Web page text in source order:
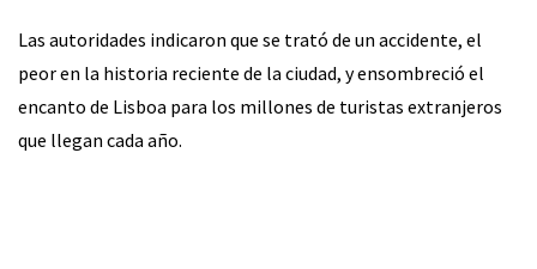
Las autoridades indicaron que se trató de un accidente, el
peor en la historia reciente de la ciudad, y ensombreció el
encanto de Lisboa para los millones de turistas extranjeros
que llegan cada año.